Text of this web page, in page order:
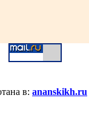
в: ananskikh.ru